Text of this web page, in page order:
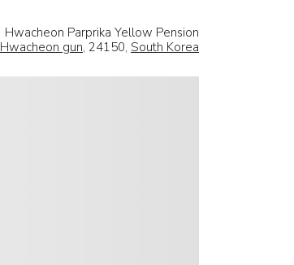
Hwacheon Parprika Yellow Pension
Hwacheon gun, 24150, South Korea